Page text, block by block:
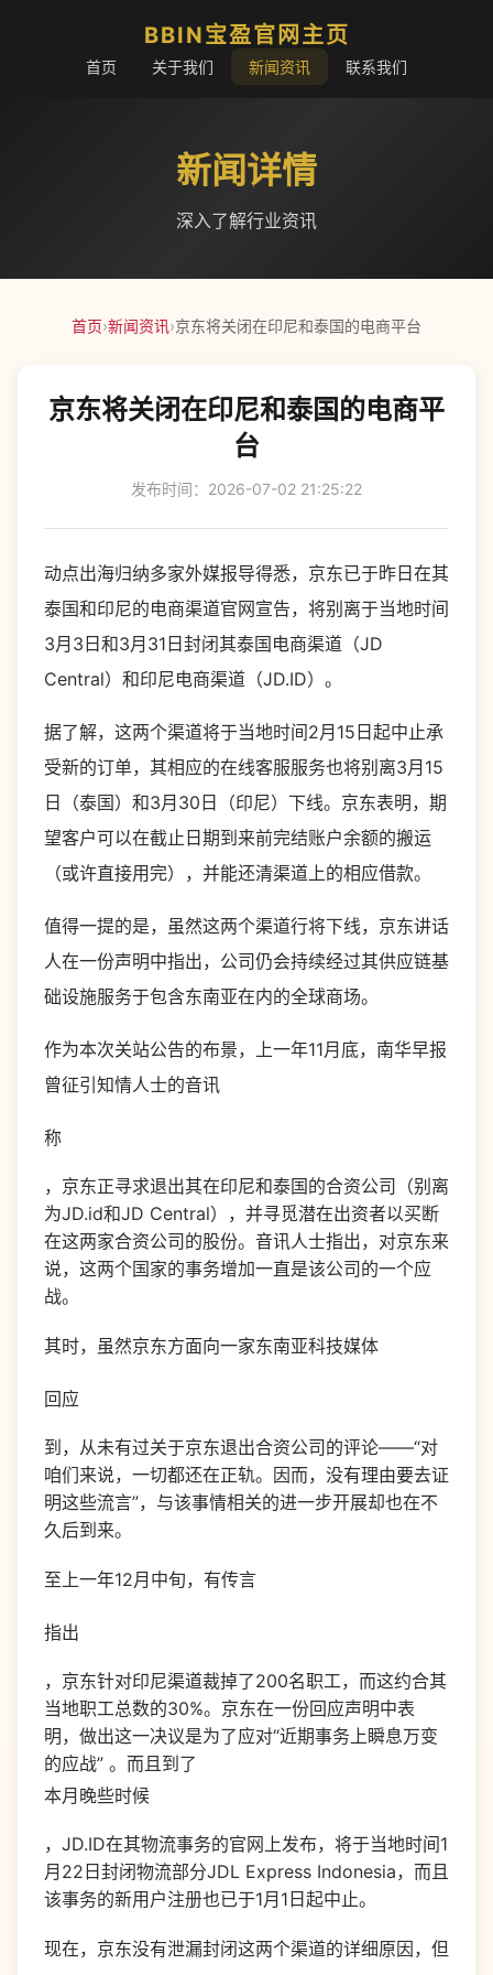
BBIN宝盈官网主页
首页 关于我们 新闻资讯 联系我们
新闻详情
深入了解行业资讯
首页›新闻资讯›京东将关闭在印尼和泰国的电商平台
京东将关闭在印尼和泰国的电商平
台
发布时间：2026-07-02 21:25:22
动点出海归纳多家外媒报导得悉，京东已于昨日在其
泰国和印尼的电商渠道官网宣告，将别离于当地时间
3月3日和3月31日封闭其泰国电商渠道（JD
Central）和印尼电商渠道（JD.ID）。
据了解，这两个渠道将于当地时间2月15日起中止承
受新的订单，其相应的在线客服服务也将别离3月15
日（泰国）和3月30日（印尼）下线。京东表明，期
望客户可以在截止日期到来前完结账户余额的搬运
（或许直接用完），并能还清渠道上的相应借款。
值得一提的是，虽然这两个渠道行将下线，京东讲话
人在一份声明中指出，公司仍会持续经过其供应链基
础设施服务于包含东南亚在内的全球商场。
作为本次关站公告的布景，上一年11月底，南华早报
曾征引知情人士的音讯
称
，京东正寻求退出其在印尼和泰国的合资公司（别离
为JD.id和JD Central），并寻觅潜在出资者以买断
在这两家合资公司的股份。音讯人士指出，对京东来
说，这两个国家的事务增加一直是该公司的一个应
战。
其时，虽然京东方面向一家东南亚科技媒体
回应
到，从未有过关于京东退出合资公司的评论——“对
咱们来说，一切都还在正轨。因而，没有理由要去证
明这些流言”，与该事情相关的进一步开展却也在不
久后到来。
至上一年12月中旬，有传言
指出
，京东针对印尼渠道裁掉了200名职工，而这约合其
当地职工总数的30%。京东在一份回应声明中表
明，做出这一决议是为了应对“近期事务上瞬息万变
的应战” 。而且到了
本月晚些时候
，JD.ID在其物流事务的官网上发布，将于当地时间1
月22日封闭物流部分JDL Express Indonesia，而且
该事务的新用户注册也已于1月1日起中止。
现在，京东没有泄漏封闭这两个渠道的详细原因，但